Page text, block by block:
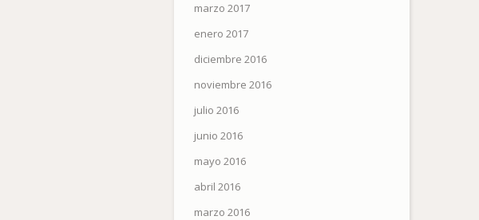
marzo 2017
enero 2017
diciembre 2016
noviembre 2016
julio 2016
junio 2016
mayo 2016
abril 2016
marzo 2016